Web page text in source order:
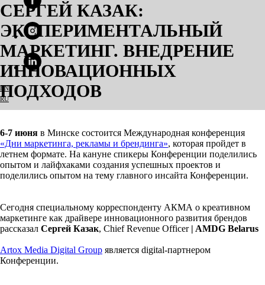
EN
RU
СЕРГЕЙ КАЗАК:
ЭКСПЕРИМЕНТАЛЬНЫЙ
МАРКЕТИНГ. ВНЕДРЕНИЕ
ИННОВАЦИОННЫХ
ПОДХОДОВ
6-7 июня в Минске состоится Международная конференция
«Дни маркетинга, рекламы и брендинга», которая пройдет в
летнем формате. На кануне спикеры Конференции поделились
опытом и лайфхаками создания успешных проектов и
поделились опытом на тему главного инсайта Конференции.
Сегодня специальному корреспонденту АКМА о креативном
маркетинге как драйвере инновационного развития брендов
рассказал Сергей Казак, Chief Revenue Officer | AMDG Belarus
Artox Media Digital Group является digital-партнером
Конференции.